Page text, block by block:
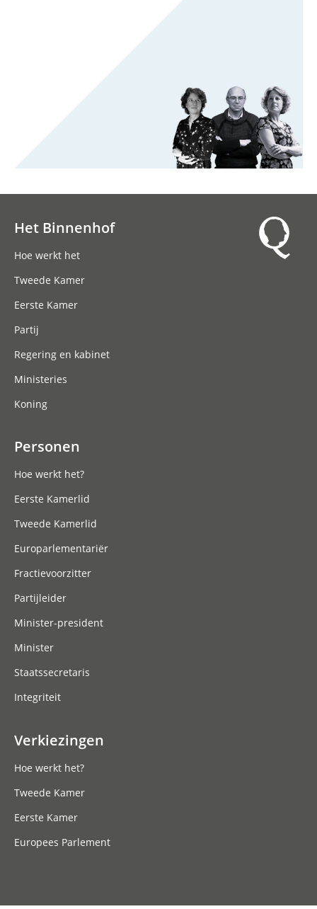
Het Binnenhof
Hoe werkt het
Tweede Kamer
Eerste Kamer
Partij
Regering en kabinet
Ministeries
Koning
Personen
Hoe werkt het?
Eerste Kamerlid
Tweede Kamerlid
Europarlementariër
Fractievoorzitter
Partijleider
Minister-president
Minister
Staatssecretaris
Integriteit
Verkiezingen
Hoe werkt het?
Tweede Kamer
Eerste Kamer
Europees Parlement